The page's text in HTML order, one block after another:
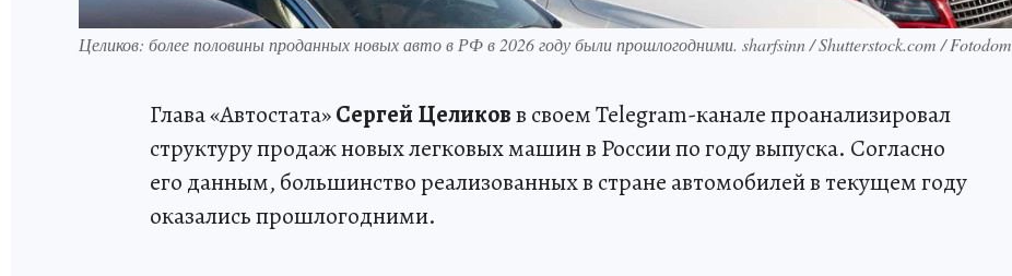
Целиков: более половины проданных новых авто в РФ в 2026 году были прошлогодними. sharfsinn / Shutterstock.com / Fotodom
Глава «Автостата»Сергей Целиковв своем Telegram-канале проанализировал
структуру продаж новых легковых машин в России по году выпуска. Согласно
его данным, большинство реализованных в стране автомобилей в текущем году
оказались прошлогодними.